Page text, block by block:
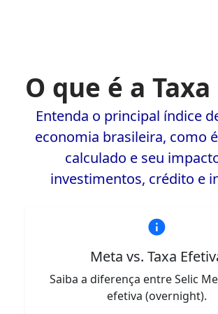
O que é a Taxa
Entenda o principal índice
economia brasileira, como
calculado e seu
investimentos, crédito e
info
Meta vs. Taxa
Saiba a diferença entre Selic
efetiva (overnight).